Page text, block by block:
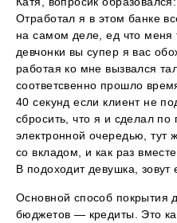
Отработал я в этом банке
на самом деле, ед что меня
девчонки вы супер я вас
работая ко мне вызвался
соответсвенно прошло
40 секунд если клиент не
сбросить, что я и сделал
электронной очередью, тут
со вкладом, и как раз
В подоходит девушка, зовут
Основной способ покрытия
бюджетов — кредиты. Это